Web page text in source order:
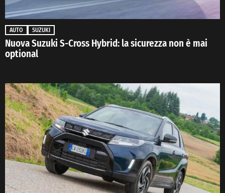
AUTO SUZUKI
Nuova Suzuki S-Cross Hybrid: la sicurezza non è mai
optional